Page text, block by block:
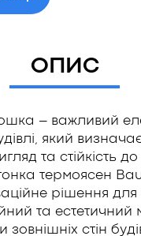
ОПИС
– важливий
який визначає
та стійкість
термоясен
рішення для
та естетичний
стін